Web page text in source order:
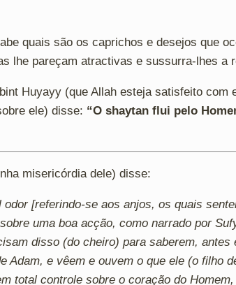
quais são os caprichos e desejos que
lhe pareçam atractivas e sussurra-lhes a
Huyayy (que Allah esteja satisfeito com
ele) disse: “O shaytan flui pelo
misericórdia dele) disse:
odor [referindo-se aos anjos, os quais
uma boa acção, como narrado por
disso (do cheiro) para saberem, antes
Adam, e vêem e ouvem o que ele (o filho
total controle sobre o coração do